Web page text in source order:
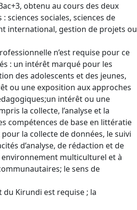
obtenu au cours des deux
sciences sociales, sciences de
international, gestion de projets ou
n’est requise pour ce
: un intérêt marqué pour les
des adolescents et des jeunes,
ou une exposition aux approches
intérêt ou une
la collecte, l’analyse et la
compétences de base en littératie
la collecte de données, le suivi
d’analyse, de rédaction et de
multiculturel et à
le sens de
du Kirundi est requise ; la